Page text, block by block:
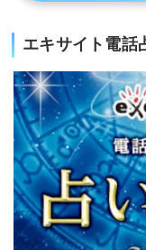
エキサイト電話